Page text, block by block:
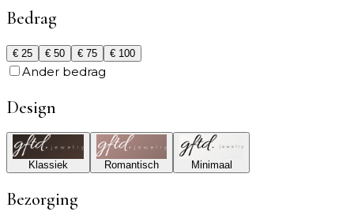
Bedrag
€ 25 € 50 € 75 € 100
Ander bedrag
Design
Klassiek Romantisch Minimaal
Bezorging